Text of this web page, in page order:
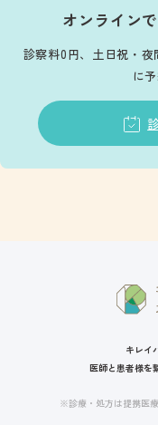
オンライン
診察料0円、土日祝・
に
キレイ
医師と患者様を
※診療・処方は提携医